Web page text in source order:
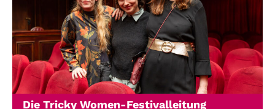
Die Tricky Women-Festivalleitung